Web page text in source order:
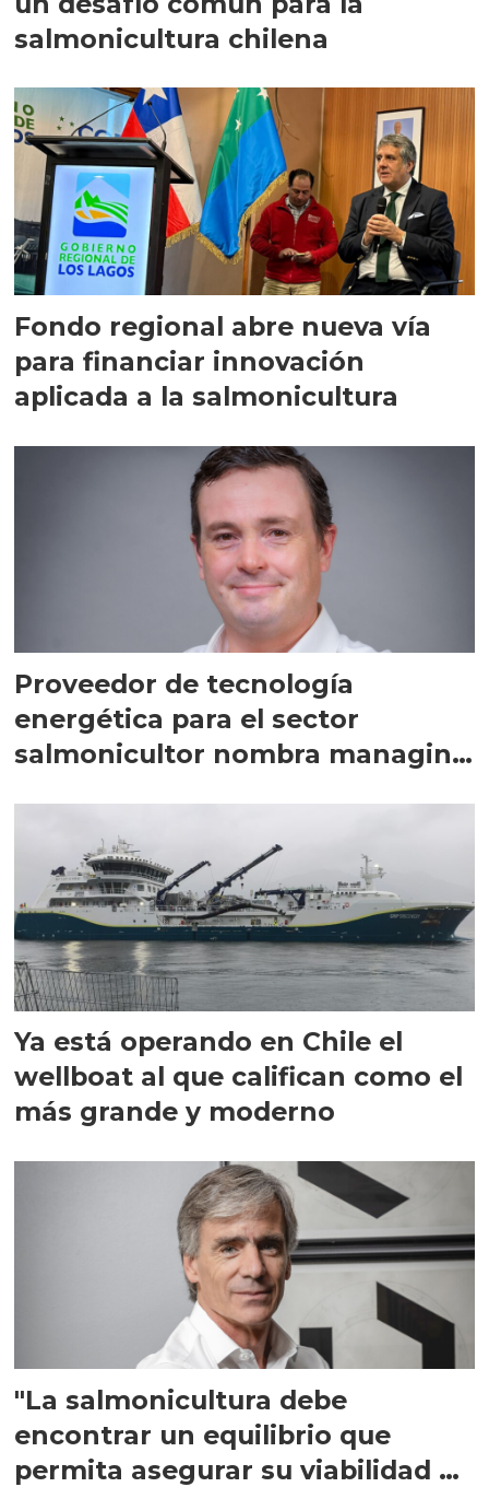
salmonicultura chilena
Fondo regional abre nueva vía
para financiar innovación
aplicada a la salmonicultura
Proveedor de tecnología
energética para el sector
salmonicultor nombra managing
Ya está operando en Chile el
wellboat al que califican como el
más grande y moderno
"La salmonicultura debe
encontrar un equilibrio que
permita asegurar su viabilidad de